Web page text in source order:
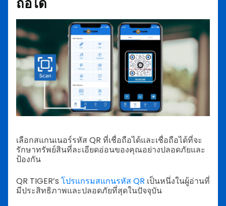
เลือกสแกนเนอร์รหัส QR ที่เชื่อถือได้และเชื่อถือได้ที่จะ
รักษาทรัพย์สินที่ละเอียดอ่อนของคุณอย่างปลอดภัยและ
ป้องกัน
QR TIGER’s โปรแกรมสแกนรหัส QR เป็นหนึ่งในผู้อ่านที่
มีประสิทธิภาพและปลอดภัยที่สุดในปัจจุบัน